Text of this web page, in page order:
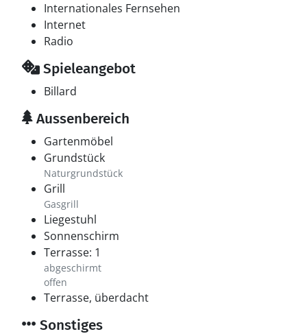
Internationales Fernsehen
Internet
Radio
Spieleangebot
Billard
Aussenbereich
Gartenmöbel
Grundstück
Naturgrundstück
Grill
Gasgrill
Liegestuhl
Sonnenschirm
Terrasse: 1
abgeschirmt
offen
Terrasse, überdacht
Sonstiges